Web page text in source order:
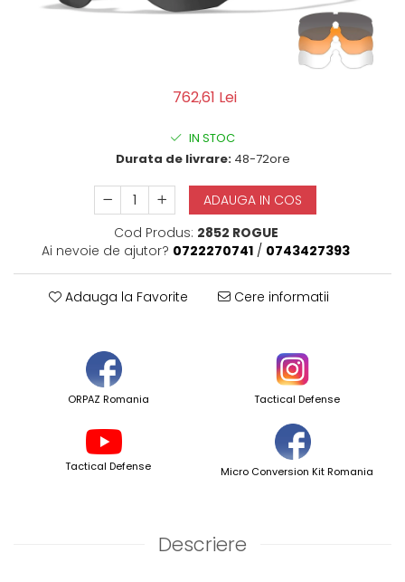
TOCURI IWB
Evo Active
762,61 Lei
IN STOC
Durata de livrare:48-72ore
ADAUGA IN COS
Cod Produs: 2852 ROGUE
Ai nevoie de ajutor? 0722270741 / 0743427393
Adauga la Favorite Cere informatii
ORPAZ Romania Tactical Defense
Tactical Defense Micro Conversion Kit Romania
Descriere